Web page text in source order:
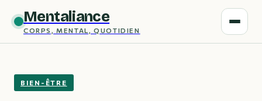
Mentaliance
CORPS, MENTAL, QUOTIDIEN
BIEN-ÊTRE